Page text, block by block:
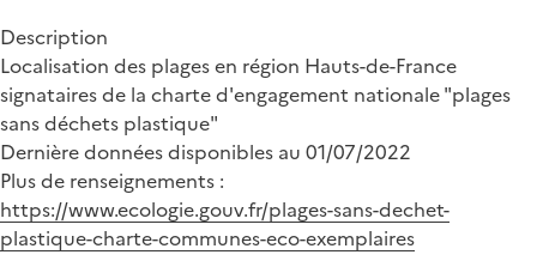
Description
Localisation des plages en région Hauts-de-France
signataires de la charte d'engagement nationale "plages
sans déchets plastique"
Dernière données disponibles au 01/07/2022
Plus de renseignements :
https://www.ecologie.gouv.fr/plages-sans-dechet-
plastique-charte-communes-eco-exemplaires